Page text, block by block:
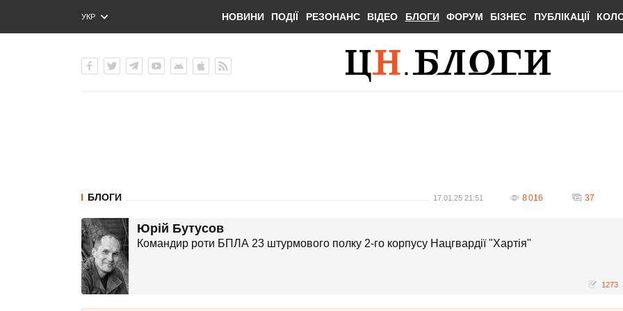
УКР
ENG
НОВИНИ ПОДІЇ РЕЗОНАНС ВІДЕО БЛОГИ ФОРУМ БІЗНЕС ПУБЛІКАЦІЇ
БЛОГИ 17.01.25 21:51 8 016 37
Юрій Бутусов
Командир роти БПЛА 23 штурмового полку 2-го корпусу Нацгвардії "Хартія"
1273